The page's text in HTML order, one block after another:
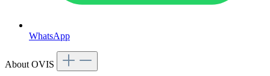
WhatsApp
About OVIS